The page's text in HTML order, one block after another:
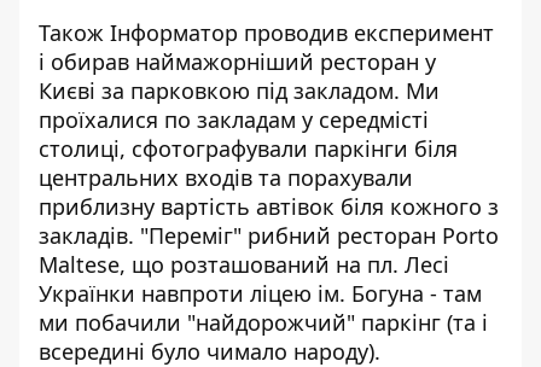
Також Інформатор проводив експеримент
і обирав наймажорніший ресторан у
Києві за парковкою під закладом. Ми
проїхалися по закладам у середмісті
столиці, сфотографували паркінги біля
центральних входів та порахували
приблизну вартість автівок біля кожного з
закладів. "Переміг" рибний ресторан Porto
Maltese, що розташований на пл. Лесі
Українки навпроти ліцею ім. Богуна - там
ми побачили "найдорожчий" паркінг (та і
всередині було чимало народу).